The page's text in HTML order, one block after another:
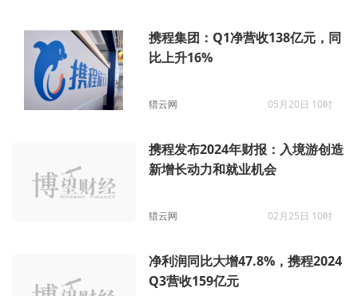
携程集团：Q1净营收138亿元，同
比上升16%
猎云网 05月20日 10时
携程发布2024年财报：入境游创造
新增长动力和就业机会
猎云网 02月25日 10时
净利润同比大增47.8%，携程2024
Q3营收159亿元